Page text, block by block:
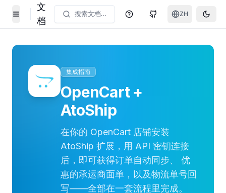
Toggle Menu
文
档
搜索文档… 帮助中心GitHub ZH
集成指南
OpenCart +
AtoShip
在你的 OpenCart 店铺安装
AtoShip 扩展，用 API 密钥连接
后，即可获得订单自动同步、 优
惠的承运商面单，以及物流单号回
写——全部在一套流程里完成。